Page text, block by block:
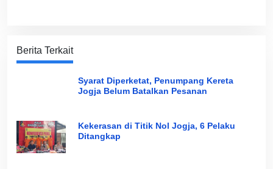
Berita Terkait
Syarat Diperketat, Penumpang Kereta
Jogja Belum Batalkan Pesanan
Kekerasan di Titik Nol Jogja, 6 Pelaku
Ditangkap